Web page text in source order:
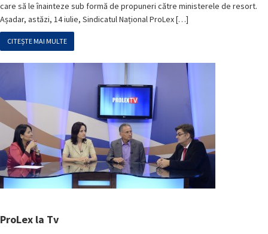
care să le înainteze sub formă de propuneri către ministerele de resort.
Așadar, astăzi, 14 iulie, Sindicatul Național ProLex […]
CITEȘTE MAI MULTE
ProLex la Tv